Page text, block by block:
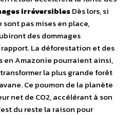
irréversiblesDès lors, si
pas mises en place,
des dommages
La déforestation et des
en Amazonie pourraient ainsi,
la plus grande forêt
Ce poumon de la planète
net de CO2, accélérant à son
du reste la raison pour